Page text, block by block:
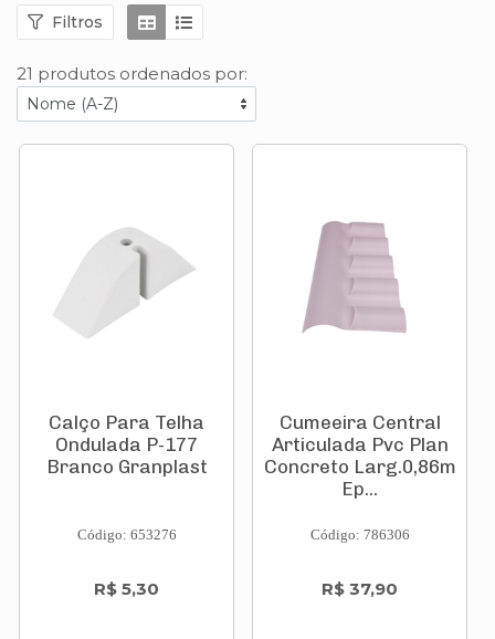
Filtros
21 produtos ordenados por:
Calço Para Telha
Ondulada P-177
Branco Granplast
Código: 653276
R$ 5,30
Cumeeira Central
Articulada Pvc Plan
Concreto Larg.0,86m
Ep...
Código: 786306
R$ 37,90